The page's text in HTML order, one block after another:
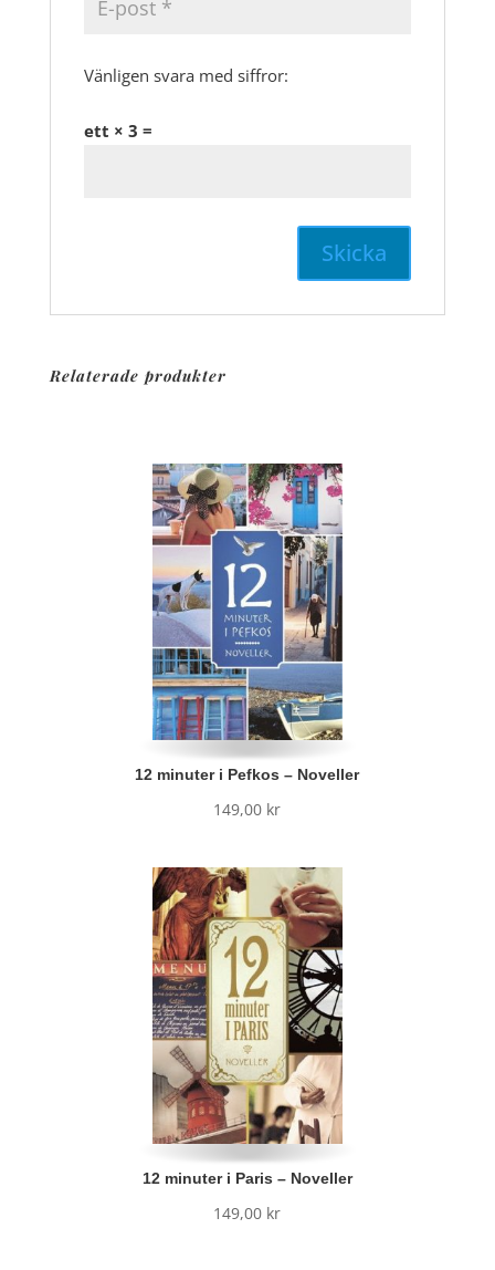
Vänligen svara med siffror:
ett × 3 =
Relaterade produkter
12 minuter i Pefkos – Noveller
149,00 kr
12 minuter i Paris – Noveller
149,00 kr